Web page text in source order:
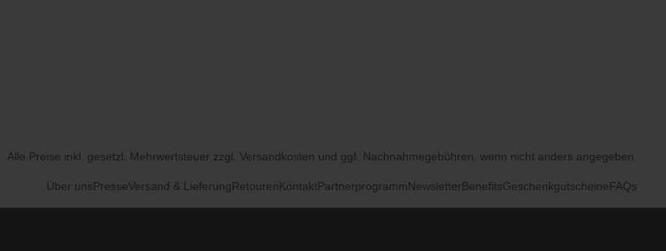
Alle Preise inkl. gesetzl. Mehrwertsteuer zzgl. Versandkosten und ggf. Nachnahmegebühren, wenn nicht anders angegeben.
Über unsPresseVersand & LieferungRetourenKontaktPartnerprogrammNewsletterBenefitsGeschenkgutscheineFAQs